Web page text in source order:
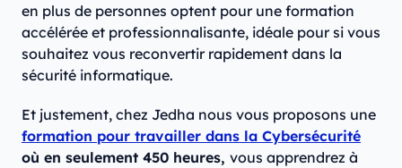
en plus de personnes optent pour une formation
accélérée et professionnalisante, idéale pour si vous
souhaitez vous reconvertir rapidement dans la
sécurité informatique.
Et justement, chez Jedha nous vous proposons une
formation pour travailler dans la Cybersécurité
où en seulement 450 heures, vous apprendrez à